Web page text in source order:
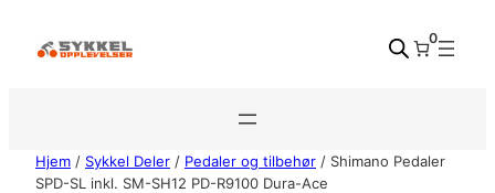
0
Hjem / Sykkel Deler / Pedaler og tilbehør / Shimano Pedaler
SPD-SL inkl. SM-SH12 PD-R9100 Dura-Ace